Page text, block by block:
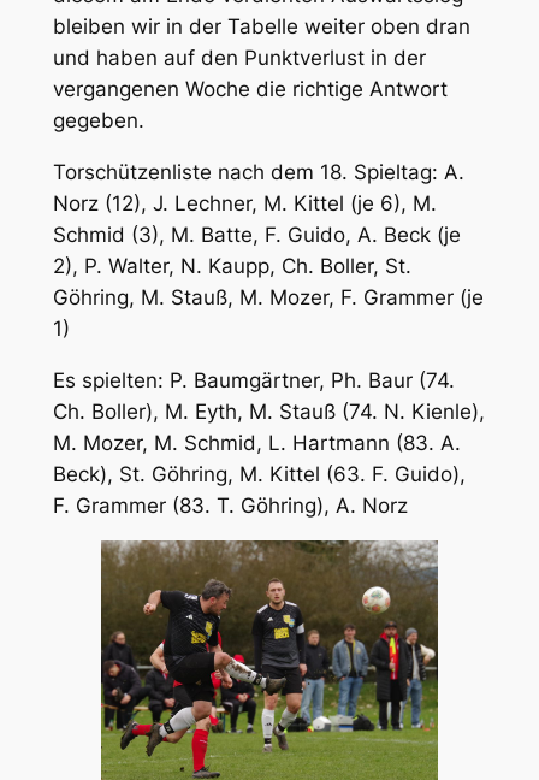
bleiben wir in der Tabelle weiter oben dran
und haben auf den Punktverlust in der
vergangenen Woche die richtige Antwort
gegeben.
Torschützenliste nach dem 18. Spieltag: A.
Norz (12), J. Lechner, M. Kittel (je 6), M.
Schmid (3), M. Batte, F. Guido, A. Beck (je
2), P. Walter, N. Kaupp, Ch. Boller, St.
Göhring, M. Stauß, M. Mozer, F. Grammer (je
1)
Es spielten: P. Baumgärtner, Ph. Baur (74.
Ch. Boller), M. Eyth, M. Stauß (74. N. Kienle),
M. Mozer, M. Schmid, L. Hartmann (83. A.
Beck), St. Göhring, M. Kittel (63. F. Guido),
F. Grammer (83. T. Göhring), A. Norz